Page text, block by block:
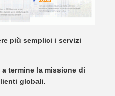
più semplici i servizi
termine la missione di
globali.